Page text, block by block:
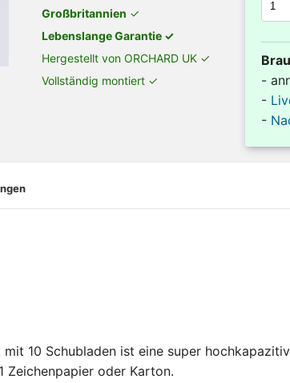
Großbritannien ✓
Lebenslange Garantie ✓
Hergestellt von ORCHARD UK ✓
Vollständig montiert ✓
-
-
-
mit 10 Schubladen ist eine super
Zeichenpapier oder Karton.